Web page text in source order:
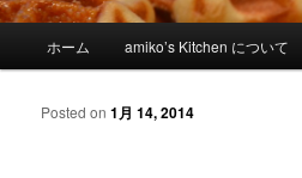
Skip to primary content
Skip to secondary content
ホーム amiko’s Kitchen について
Posted on1月 14, 2014